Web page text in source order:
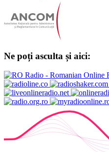
Ne poți asculta și aici: